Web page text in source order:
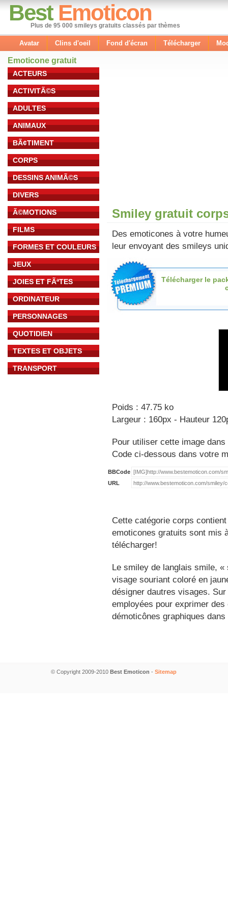
Best Emoticon
Plus de 95 000 smileys gratuits classés par thèmes
Avatar Clins d'oeil Fond d'écran Télécharger
Emoticone gratuit
ACTEURS
ACTIVITÃ©S
ADULTES
ANIMAUX
BÃ¢TIMENT
CORPS
DESSINS ANIMÃ©S
DIVERS
Ã©MOTIONS
FILMS
FORMES ET COULEURS
JEUX
JOIES ET FÃªTES
ORDINATEUR
PERSONNAGES
QUOTIDIEN
TEXTES ET OBJETS
TRANSPORT
Smiley gratuit
Des emoticones à votre
leur envoyant des smileys
Télécharger le
Poids : 47.75 ko
Largeur : 160px - Hauteur
Pour utiliser cette image
Code ci-dessous dans votre
BBCode
URL
Cette catégorie corps
emoticones gratuits sont mis
télécharger!
Le smiley de langlais smile,
visage souriant coloré en
désigner dautres visages.
employées pour exprimer
démoticônes graphiques
© Copyright 2009-2010 Best Emoticon - Sitemap